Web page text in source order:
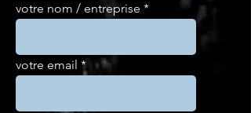
votre nom / entreprise
votre email